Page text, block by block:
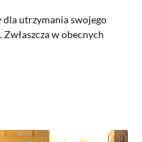
utrzymania swojego
w obecnych